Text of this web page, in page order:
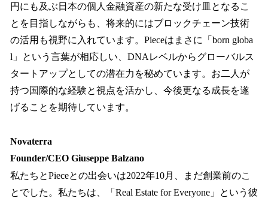
円にも及ぶ日本の個人金融資産の新たな受け皿となるこ
とを目指しながらも、将来的にはブロックチェーン技術
の活用も視野に入れています。Pieceはまさに「born globa
l」という言葉が相応しい、DNAレベルからグローバルス
タートアップとしての潜在力を秘めています。お二人が
持つ国際的な経験と視点を活かし、今後更なる成長を遂
げることを期待しています。
Novaterra
Founder/CEO Giuseppe Balzano
私たちとPieceとの出会いは2022年10月、まだ創業前のこ
とでした。私たちは、「Real Estate for Everyone」という彼